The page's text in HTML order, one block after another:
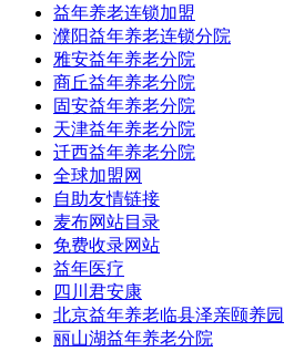
益年养老连锁加盟
濮阳益年养老连锁分院
雅安益年养老分院
商丘益年养老分院
固安益年养老分院
天津益年养老分院
迁西益年养老分院
全球加盟网
自助友情链接
麦布网站目录
免费收录网站
益年医疗
四川君安康
北京益年养老临县泽亲颐养园
丽山湖益年养老分院